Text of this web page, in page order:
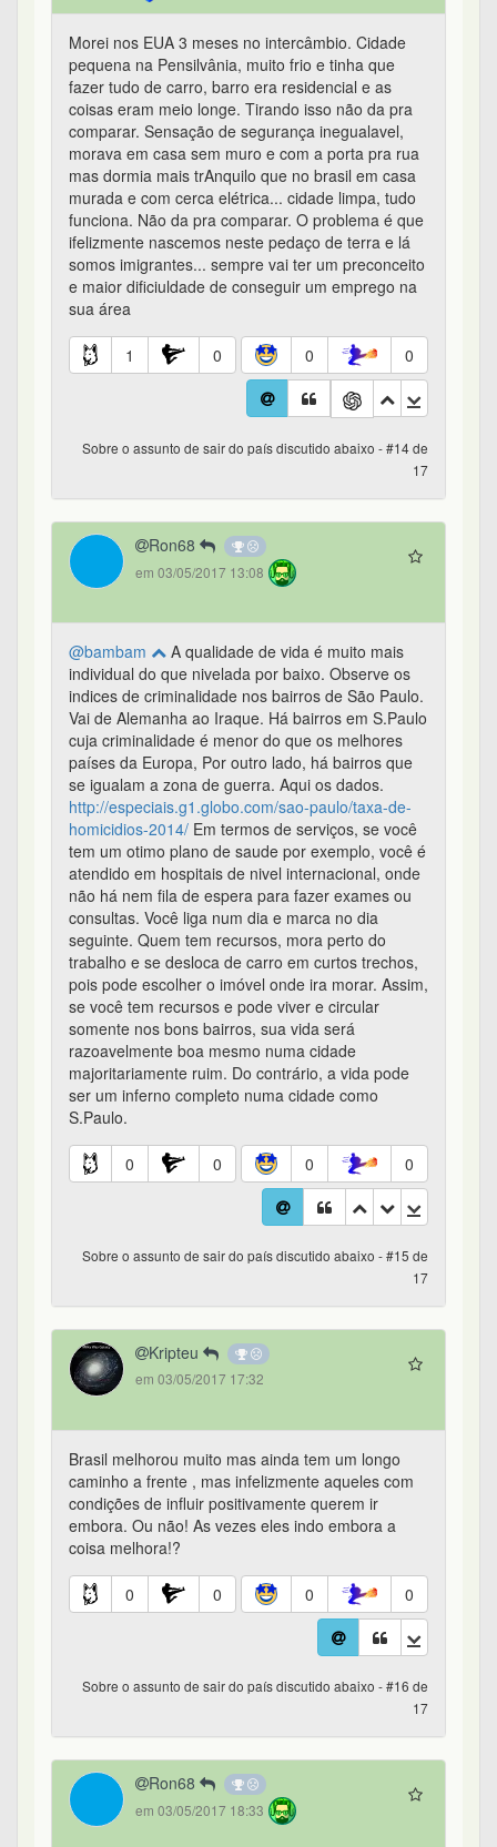
Morei nos EUA 3 meses no intercâmbio. Cidade
pequena na Pensilvânia, muito frio e tinha que
fazer tudo de carro, barro era residencial e as
coisas eram meio longe. Tirando isso não da pra
comparar. Sensação de segurança inegualavel,
morava em casa sem muro e com a porta pra rua
mas dormia mais trAnquilo que no brasil em casa
murada e com cerca elétrica... cidade limpa, tudo
funciona. Não da pra comparar. O problema é que
ifelizmente nascemos neste pedaço de terra e lá
somos imigrantes... sempre vai ter um preconceito
e maior dificiuldade de conseguir um emprego na
sua área
1 0 0 0
Sobre o assunto de sair do país discutido abaixo - #14 de
17
Ron68
em 03/05/2017 13:08
@bambam
A qualidade de vida é muito mais
individual do que nivelada por baixo. Observe os
indices de criminalidade nos bairros de São Paulo.
Vai de Alemanha ao Iraque. Há bairros em S.Paulo
cuja criminalidade é menor do que os melhores
países da Europa, Por outro lado, há bairros que
se igualam a zona de guerra. Aqui os dados.
http://especiais.g1.globo.com/sao-paulo/taxa-de-
homicidios-2014/ Em termos de serviços, se você
tem um otimo plano de saude por exemplo, você é
atendido em hospitais de nivel internacional, onde
não há nem fila de espera para fazer exames ou
consultas. Você liga num dia e marca no dia
seguinte. Quem tem recursos, mora perto do
trabalho e se desloca de carro em curtos trechos,
pois pode escolher o imóvel onde ira morar. Assim,
se você tem recursos e pode viver e circular
somente nos bons bairros, sua vida será
razoavelmente boa mesmo numa cidade
majoritariamente ruim. Do contrário, a vida pode
ser um inferno completo numa cidade como
S.Paulo.
0 0 0 0
Sobre o assunto de sair do país discutido abaixo - #15 de
17
Kripteu
em 03/05/2017 17:32
Brasil melhorou muito mas ainda tem um longo
caminho a frente , mas infelizmente aqueles com
condições de influir positivamente querem ir
embora. Ou não! As vezes eles indo embora a
coisa melhora!?
0 0 0 0
Sobre o assunto de sair do país discutido abaixo - #16 de
17
Ron68
em 03/05/2017 18:33